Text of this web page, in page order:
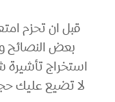
قبل ان تحزم
بعض النصائح
استخراج تأشيرة
لا تضيع عليك